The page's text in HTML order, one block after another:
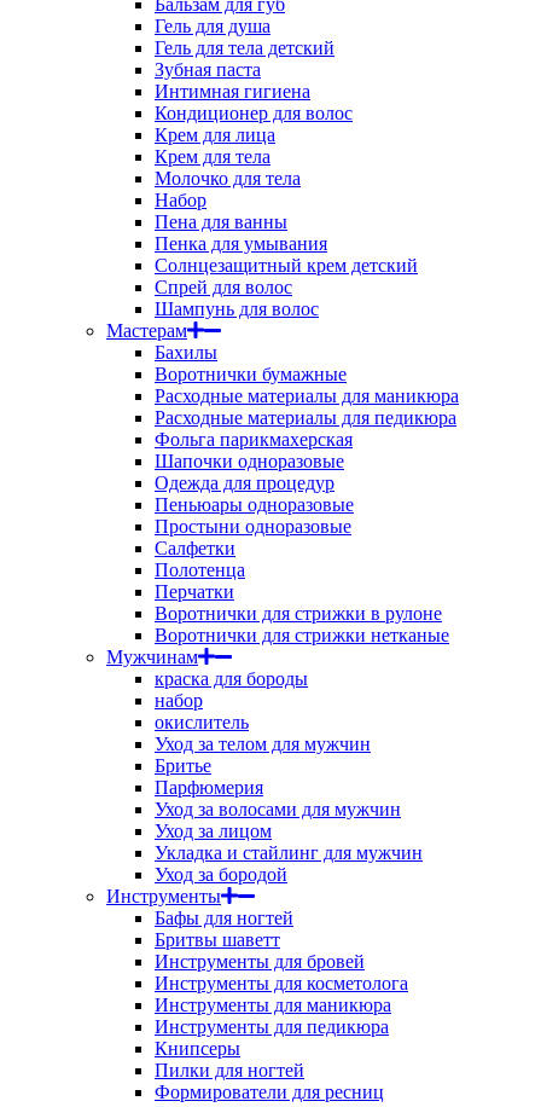
Бальзам для губ
Гель для душа
Гель для тела детский
Зубная паста
Интимная гигиена
Кондиционер для волос
Крем для лица
Крем для тела
Молочко для тела
Набор
Пена для ванны
Пенка для умывания
Солнцезащитный крем детский
Спрей для волос
Шампунь для волос
Мастерам
Бахилы
Воротнички бумажные
Расходные материалы для маникюра
Расходные материалы для педикюра
Фольга парикмахерская
Шапочки одноразовые
Одежда для процедур
Пеньюары одноразовые
Простыни одноразовые
Салфетки
Полотенца
Перчатки
Воротнички для стрижки в рулоне
Воротнички для стрижки нетканые
Мужчинам
краска для бороды
набор
окислитель
Уход за телом для мужчин
Бритье
Парфюмерия
Уход за волосами для мужчин
Уход за лицом
Укладка и стайлинг для мужчин
Уход за бородой
Инструменты
Бафы для ногтей
Бритвы шаветт
Инструменты для бровей
Инструменты для косметолога
Инструменты для маникюра
Инструменты для педикюра
Книпсеры
Пилки для ногтей
Формирователи для ресниц